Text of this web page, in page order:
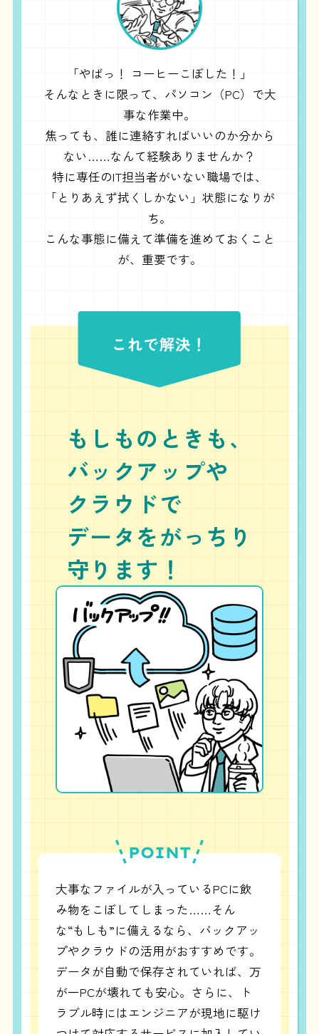
「やばっ！ コーヒーこぼした！」
そんなときに限って、パソコン（PC）で大
事な作業中。
焦っても、誰に連絡すればいいのか分から
ない……なんて経験ありませんか？
特に専任のIT担当者がいない職場では、
「とりあえず拭くしかない」状態になりが
ち。
こんな事態に備えて準備を進めておくこと
が、重要です。
もしものときも、
バックアップや
クラウドで
データをがっちり
守ります！
POINT
大事なファイルが入っているPCに飲
み物をこぼしてしまった……そん
な“もしも”に備えるなら、バックアッ
プやクラウドの活用がおすすめです。
データが自動で保存されていれば、万
が一PCが壊れても安心。さらに、ト
ラブル時にはエンジニアが現地に駆け